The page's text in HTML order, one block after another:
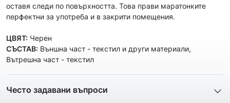
оставя следи по повърхността. Това прави маратонките
перфектни за употреба и в закрити помещения.
ЦВЯТ: Черен
СЪСТАВ: Външна част - текстил и други материали,
Вътрешна част - текстил
Често задавани въпроси